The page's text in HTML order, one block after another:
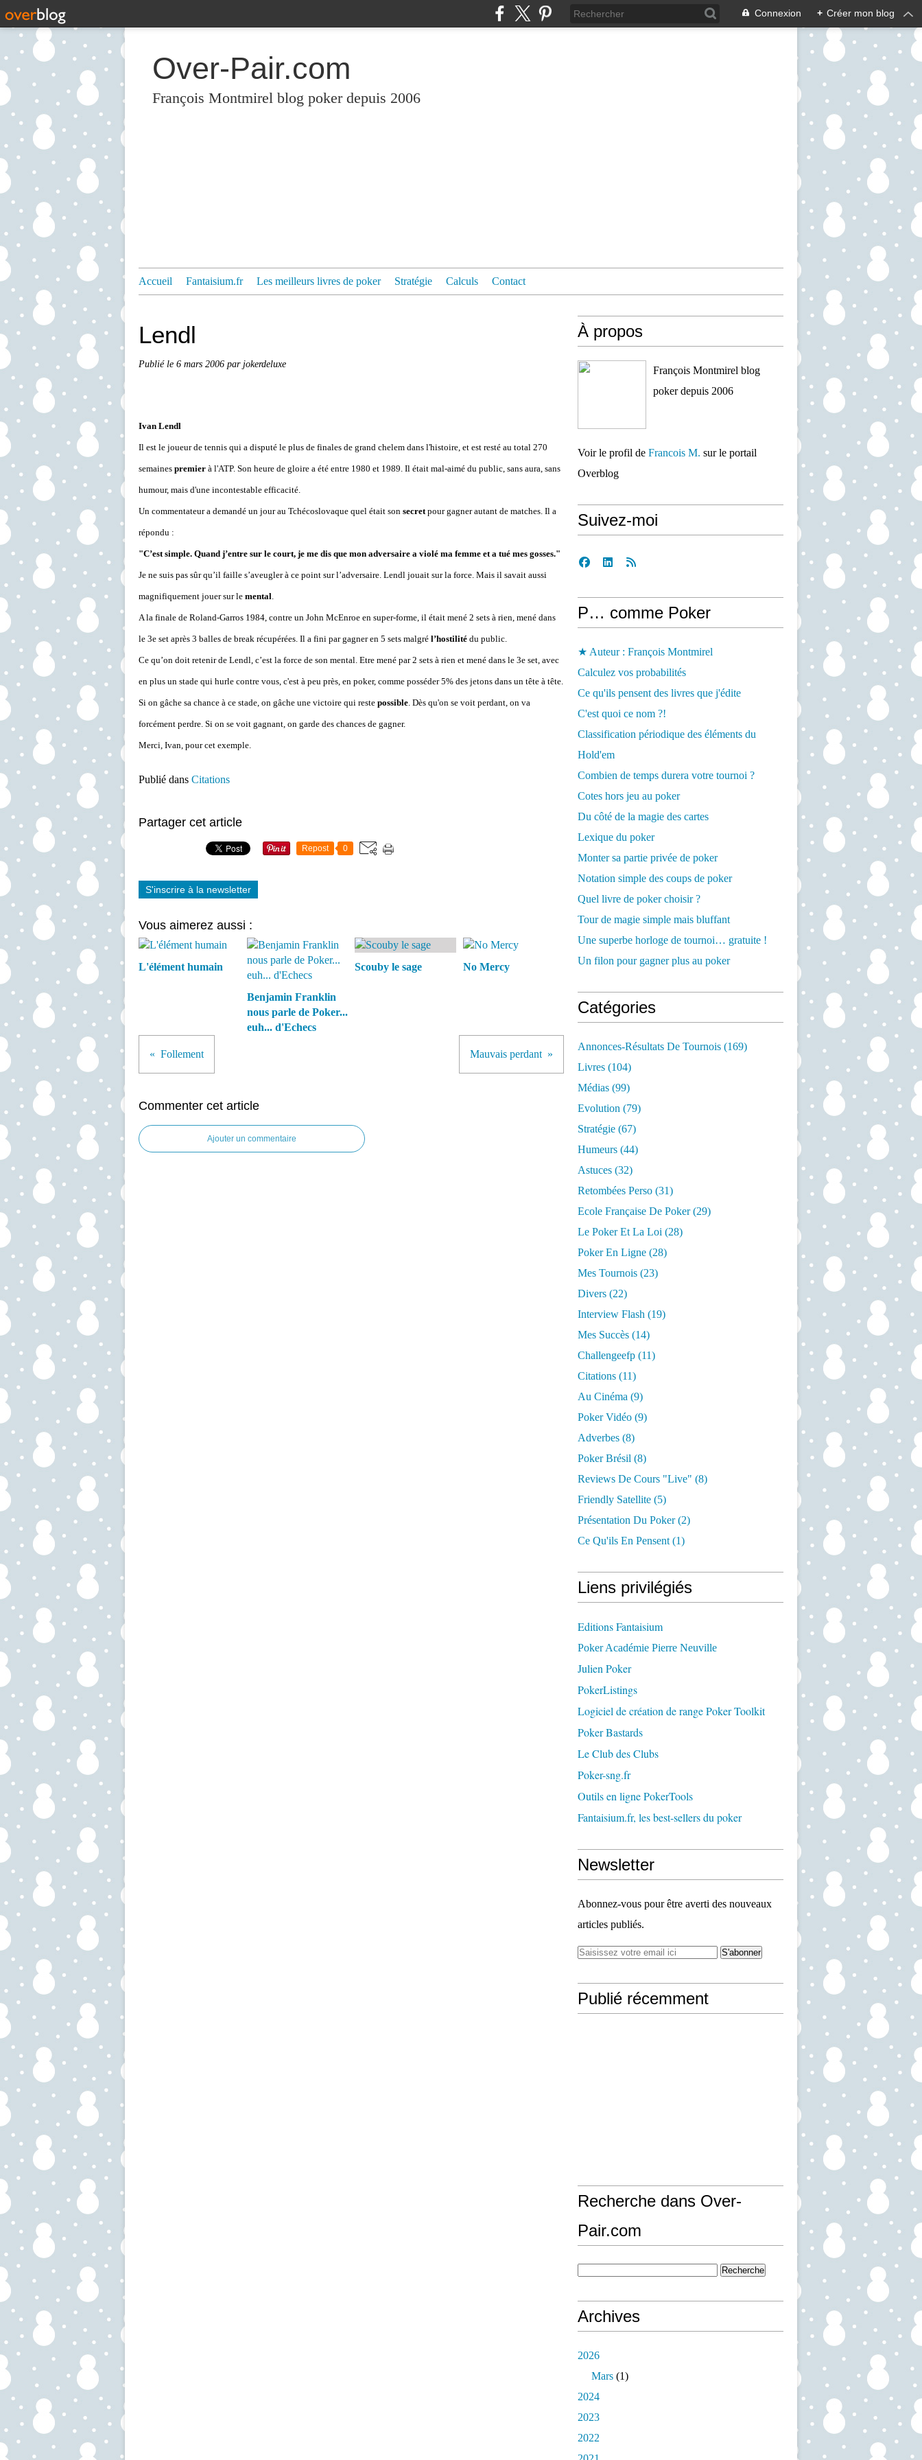
Connexion + Créer mon blog
Over-Pair.com
François Montmirel blog poker depuis 2006
Accueil Fantaisium.fr Les meilleurs livres de poker Stratégie Calculs Contact
Lendl
Publié le 6 mars 2006 par jokerdeluxe
Ivan Lendl
Il est le joueur de tennis qui a disputé le plus de finales de grand chelem dans l'histoire, et est resté au total 270
semaines premier à l'ATP. Son heure de gloire a été entre 1980 et 1989. Il était mal-aimé du public, sans aura, sans
humour, mais d'une incontestable efficacité.
Un commentateur a demandé un jour au Tchécoslovaque quel était son secretpour gagner autant de matches. Il a
répondu :
"C’est simple. Quand j’entre sur le court, je me dis que mon adversaire a violé ma femme et a tué mes gosses."
Je ne suis pas sûr qu’il faille s’aveugler à ce point sur l’adversaire. Lendl jouait sur la force. Mais il savait aussi
magnifiquement jouer sur le mental.
A la finale de Roland-Garros 1984, contre un John McEnroe en super-forme, il était mené 2 sets à rien, mené dans
le 3e set après 3 balles de break récupérées. Il a fini par gagner en 5 sets malgré l’hostilité du public.
Ce qu’on doit retenir de Lendl, c’est la force de son mental. Etre mené par 2 sets à rien et mené dans le 3e set, avec
en plus un stade qui hurle contre vous, c'est à peu près, en poker, comme posséder 5% des jetons dans un tête à tête.
Si on gâche sa chance à ce stade, on gâche une victoire qui reste possible. Dès qu'on se voit perdant, on va
forcément perdre. Si on se voit gagnant, on garde des chances de gagner.
Merci, Ivan, pour cet exemple.
Publié dans Citations
Partager cet article
Repost 0
S'inscrire à la newsletter
Vous aimerez aussi :
L'élément humain
Benjamin Franklin
nous parle de Poker...
euh... d'Echecs
Scouby le sage No Mercy
Follement Mauvais perdant
Commenter cet article
Ajouter un commentaire
À propos
François Montmirel blog
poker depuis 2006
Voir le profil de Francois M. sur le portail
Overblog
Suivez-moi
P… comme Poker
★ Auteur : François Montmirel
Calculez vos probabilités
Ce qu'ils pensent des livres que j'édite
C'est quoi ce nom ?!
Classification périodique des éléments du
Hold'em
Combien de temps durera votre tournoi ?
Cotes hors jeu au poker
Du côté de la magie des cartes
Lexique du poker
Monter sa partie privée de poker
Notation simple des coups de poker
Quel livre de poker choisir ?
Tour de magie simple mais bluffant
Une superbe horloge de tournoi… gratuite !
Un filon pour gagner plus au poker
Catégories
Annonces-Résultats De Tournois (169)
Livres (104)
Médias (99)
Evolution (79)
Stratégie (67)
Humeurs (44)
Astuces (32)
Retombées Perso (31)
Ecole Française De Poker(29)
Le Poker Et La Loi (28)
Poker En Ligne (28)
Mes Tournois (23)
Divers (22)
Interview Flash (19)
Mes Succès (14)
Challengeefp (11)
Citations (11)
Au Cinéma (9)
Poker Vidéo (9)
Adverbes (8)
Poker Brésil (8)
Reviews De Cours "live" (8)
Friendly Satellite (5)
Présentation Du Poker(2)
Ce Qu'ils En Pensent (1)
Liens privilégiés
Editions Fantaisium
Poker Académie Pierre Neuville
Julien Poker
PokerListings
Logiciel de création de range Poker Toolkit
Poker Bastards
Le Club des Clubs
Poker-sng.fr
Outils en ligne PokerTools
Fantaisium.fr, les best-sellers du poker
Newsletter
Abonnez-vous pour être averti des nouveaux
articles publiés.
Publié récemment
Recherche dans Over-
Pair.com
Archives
2026
Mars (1)
2024
2023
2022